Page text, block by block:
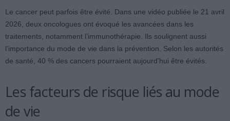
Le cancer peut parfois être évité. Dans une vidéo publiée le 21 avril
2026, deux oncologues ont évoqué les avancées dans les
traitements, notamment l’immunothérapie. Ils soulignent aussi
l’importance du mode de vie dans la prévention. Selon les autorités
de santé, 40 % des cancers pourraient aujourd’hui être évités.
Les facteurs de risque liés au mode
de vie